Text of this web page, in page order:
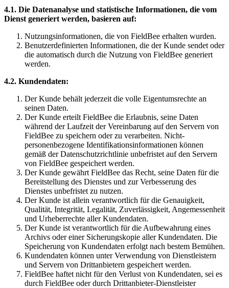
4.1. Die Datenanalyse und statistische Informationen, die vom
Dienst generiert werden, basieren auf:
Nutzungsinformationen, die von FieldBee erhalten wurden.
Benutzerdefinierten Informationen, die der Kunde sendet oder
die automatisch durch die Nutzung von FieldBee generiert
werden.
4.2. Kundendaten:
Der Kunde behält jederzeit die volle Eigentumsrechte an
seinen Daten.
Der Kunde erteilt FieldBee die Erlaubnis, seine Daten
während der Laufzeit der Vereinbarung auf den Servern von
FieldBee zu speichern oder zu verarbeiten. Nicht-
personenbezogene Identifikationsinformationen können
gemäß der Datenschutzrichtlinie unbefristet auf den Servern
von FieldBee gespeichert werden.
Der Kunde gewährt FieldBee das Recht, seine Daten für die
Bereitstellung des Dienstes und zur Verbesserung des
Dienstes unbefristet zu nutzen.
Der Kunde ist allein verantwortlich für die Genauigkeit,
Qualität, Integrität, Legalität, Zuverlässigkeit, Angemessenheit
und Urheberrechte aller Kundendaten.
Der Kunde ist verantwortlich für die Aufbewahrung eines
Archivs oder einer Sicherungskopie aller Kundendaten. Die
Speicherung von Kundendaten erfolgt nach bestem Bemühen.
Kundendaten können unter Verwendung von Dienstleistern
und Servern von Drittanbietern gespeichert werden.
FieldBee haftet nicht für den Verlust von Kundendaten, sei es
durch FieldBee oder durch Drittanbieter-Dienstleister